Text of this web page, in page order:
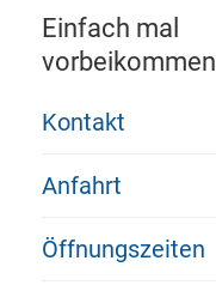
Einfach mal
vorbeikommen
Kontakt
Anfahrt
Öffnungszeiten